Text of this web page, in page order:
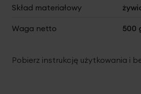
Skład materiałowy
Waga netto 500
Pobierz instrukcję użytkowania i